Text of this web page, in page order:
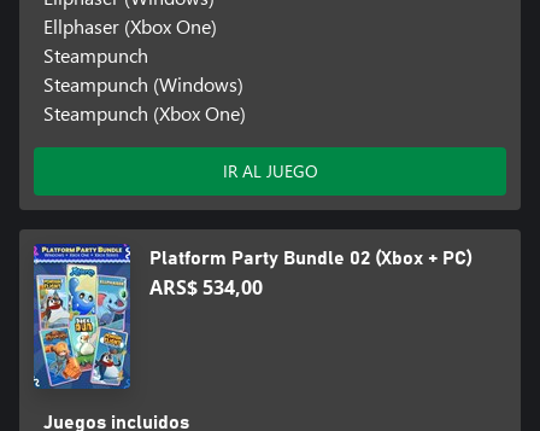
Ellphaser (Xbox One)
Steampunch
Steampunch (Windows)
Steampunch (Xbox One)
IR AL JUEGO
Platform Party Bundle 02 (Xbox + PC)
ARS$ 534,00
Juegos incluidos